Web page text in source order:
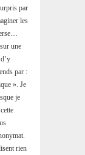
par
les
une
par :
». Je
je
rien